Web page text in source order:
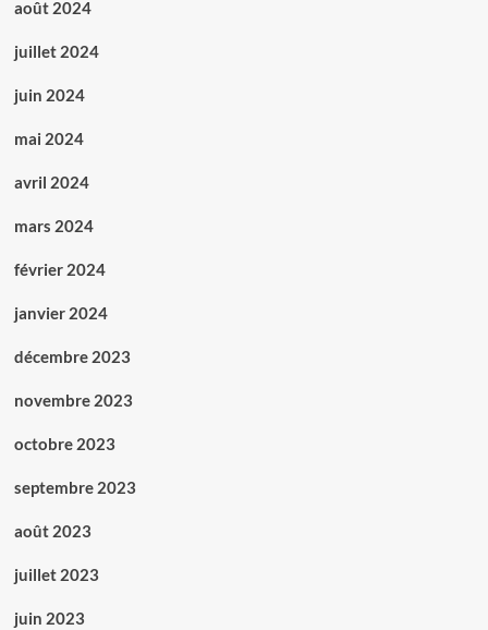
août 2024
juillet 2024
juin 2024
mai 2024
avril 2024
mars 2024
février 2024
janvier 2024
décembre 2023
novembre 2023
octobre 2023
septembre 2023
août 2023
juillet 2023
juin 2023